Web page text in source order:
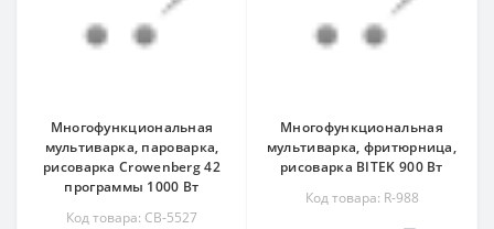
Многофункциональная
мультиварка, пароварка,
рисоварка Сrowenberg 42
программы 1000 Вт
Код товара: CB-5527
Многофункциональная
мультиварка, фритюрница,
рисоварка ВІTEK 900 Вт
Код товара: R-988